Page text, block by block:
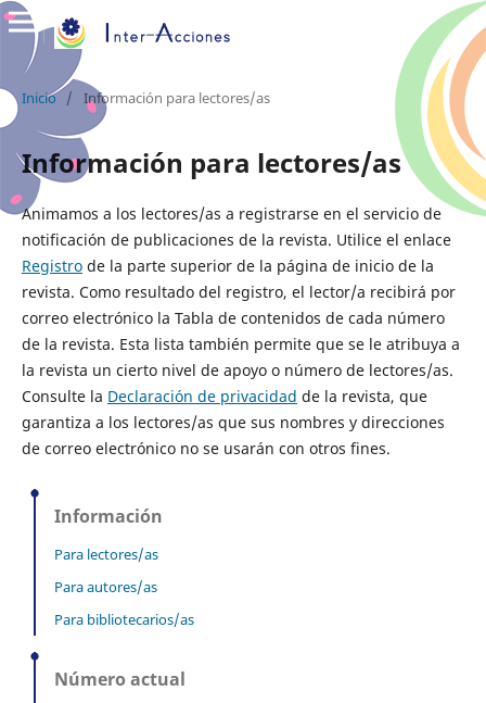
Inicio / Información para lectores/as
Información para lectores/as
Animamos a los lectores/as a registrarse en el servicio de
notificación de publicaciones de la revista. Utilice el enlace
Registrode la parte superior de la página de inicio de la
revista. Como resultado del registro, el lector/a recibirá por
correo electrónico la Tabla de contenidos de cada número
de la revista. Esta lista también permite que se le atribuya a
la revista un cierto nivel de apoyo o número de lectores/as.
Consulte la Declaración de privacidad de la revista, que
garantiza a los lectores/as que sus nombres y direcciones
de correo electrónico no se usarán con otros fines.
Información
Para lectores/as
Para autores/as
Para bibliotecarios/as
Número actual